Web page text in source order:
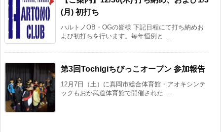
(月) 初打ち
ハルトノOB・OGの皆様 下記日程にて打ち納めお
よび初打ちを行います。毎年恒例と ...
第3回Tochigiちびっこオープン 参加報告
12月7日（土）に真岡市総合体育館・アオキシンテ
ックもおか武道体育館で開催された ...